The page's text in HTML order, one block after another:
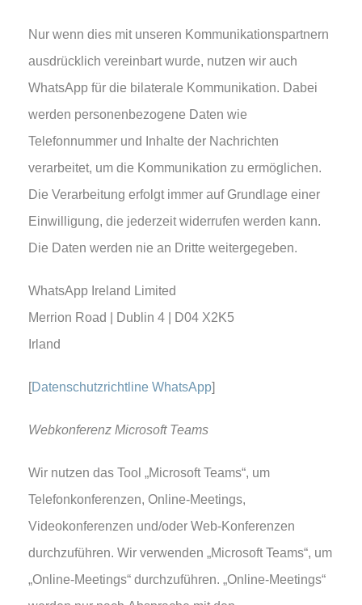
Nur wenn dies mit unseren Kommunikationspartnern
ausdrücklich vereinbart wurde, nutzen wir auch
WhatsApp für die bilaterale Kommunikation. Dabei
werden personenbezogene Daten wie
Telefonnummer und Inhalte der Nachrichten
verarbeitet, um die Kommunikation zu ermöglichen.
Die Verarbeitung erfolgt immer auf Grundlage einer
Einwilligung, die jederzeit widerrufen werden kann.
Die Daten werden nie an Dritte weitergegeben.
WhatsApp Ireland Limited
Merrion Road | Dublin 4 | D04 X2K5
Irland
Datenschutzrichtline WhatsApp
Webkonferenz Microsoft Teams
Wir nutzen das Tool „Microsoft Teams“, um
Telefonkonferenzen, Online-Meetings,
Videokonferenzen und/oder Web-Konferenzen
durchzuführen. Wir verwenden „Microsoft Teams“, um
„Online-Meetings“ durchzuführen. „Online-Meetings“